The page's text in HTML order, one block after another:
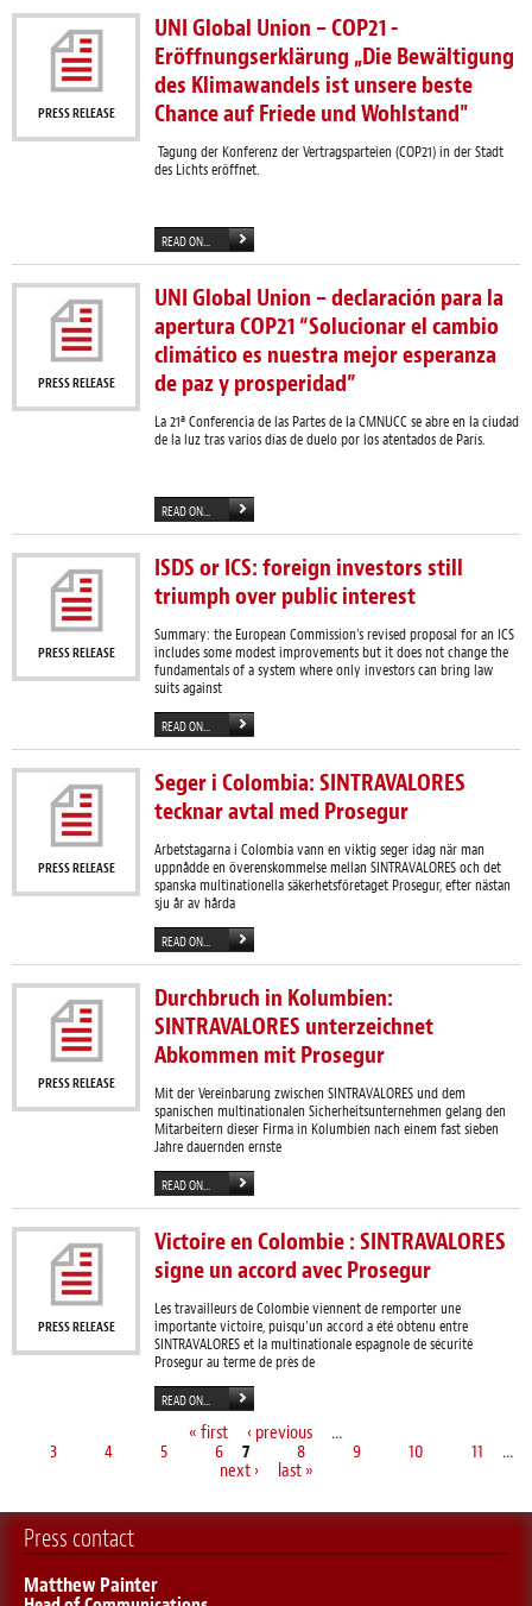
PRESS RELEASE
UNI Global Union – COP21 -
Eröffnungserklärung „Die Bewältigung
des Klimawandels ist unsere beste
Chance auf Friede und Wohlstand"
Tagung der Konferenz der Vertragsparteien (COP21) in der Stadt
des Lichts eröffnet.
READ ON...
PRESS RELEASE
UNI Global Union – declaración para la
apertura COP21 “Solucionar el cambio
climático es nuestra mejor esperanza
de paz y prosperidad”
La 21ª Conferencia de las Partes de la CMNUCC se abre en la ciudad
de la luz tras varios días de duelo por los atentados de París.
READ ON...
PRESS RELEASE
ISDS or ICS: foreign investors still
triumph over public interest
Summary: the European Commission’s revised proposal for an ICS
includes some modest improvements but it does not change the
fundamentals of a system where only investors can bring law
suits against
READ ON...
PRESS RELEASE
Seger i Colombia: SINTRAVALORES
tecknar avtal med Prosegur
Arbetstagarna i Colombia vann en viktig seger idag när man
uppnådde en överenskommelse mellan SINTRAVALORES och det
spanska multinationella säkerhetsföretaget Prosegur, efter nästan
sju år av hårda
READ ON...
PRESS RELEASE
Durchbruch in Kolumbien:
SINTRAVALORES unterzeichnet
Abkommen mit Prosegur
Mit der Vereinbarung zwischen SINTRAVALORES und dem
spanischen multinationalen Sicherheitsunternehmen gelang den
Mitarbeitern dieser Firma in Kolumbien nach einem fast sieben
Jahre dauernden ernste
READ ON...
PRESS RELEASE
Victoire en Colombie : SINTRAVALORES
signe un accord avec Prosegur
Les travailleurs de Colombie viennent de remporter une
importante victoire, puisqu’un accord a été obtenu entre
SINTRAVALORES et la multinationale espagnole de sécurité
Prosegur au terme de près de
READ ON...
Pages « first ‹ previous
…
3
4 5 6 7 8 9 10 11
…
next ›
last »
Press contact
Matthew Painter